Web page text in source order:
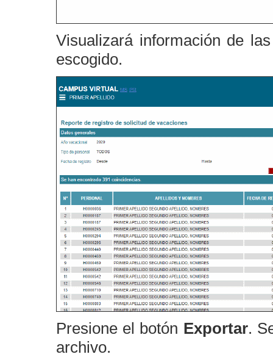
Visualizará información de
escogido.
Presione el botón Exportar.
archivo.